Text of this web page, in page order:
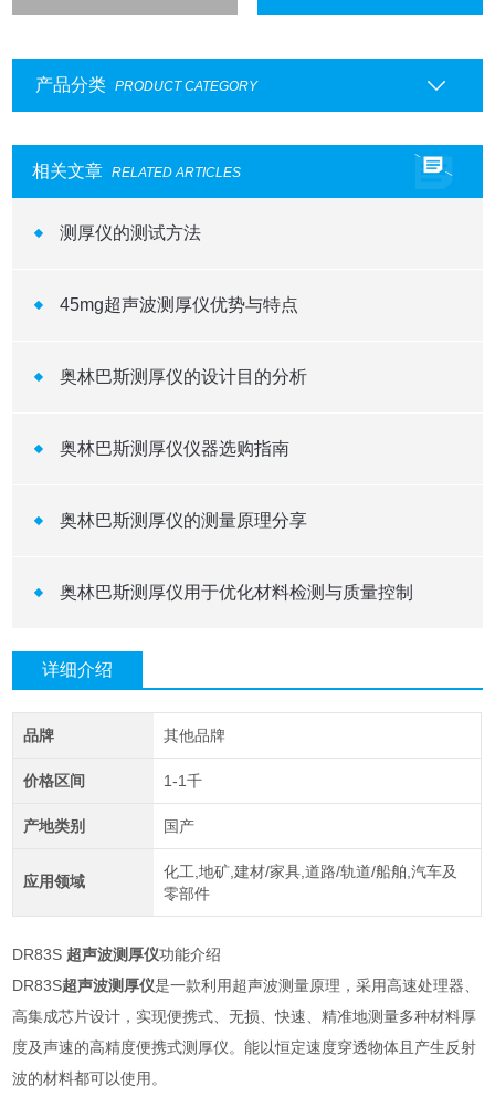
产品分类 PRODUCT CATEGORY
相关文章 RELATED ARTICLES
测厚仪的测试方法
45mg超声波测厚仪优势与特点
奥林巴斯测厚仪的设计目的分析
奥林巴斯测厚仪仪器选购指南
奥林巴斯测厚仪的测量原理分享
奥林巴斯测厚仪用于优化材料检测与质量控制
详细介绍
品牌 其他品牌
价格区间 1-1千
产地类别 国产
应用领域
化工,地矿,建材/家具,道路/轨道/船舶,汽车及
零部件
DR83S 超声波测厚仪功能介绍
DR83S超声波测厚仪是一款利用超声波测量原理，采用高速处理器、
高集成芯片设计，实现便携式、无损、快速、精准地测量多种材料厚
度及声速的高精度便携式测厚仪。能以恒定速度穿透物体且产生反射
波的材料都可以使用。